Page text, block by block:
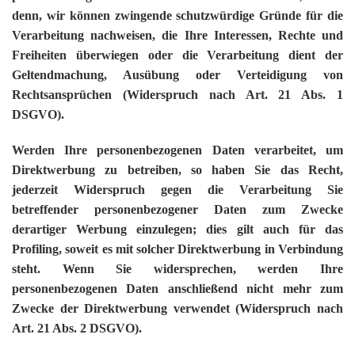
denn, wir können zwingende schutzwürdige Gründe für die
Verarbeitung nachweisen, die Ihre Interessen, Rechte und
Freiheiten überwiegen oder die Verarbeitung dient der
Geltendmachung, Ausübung oder Verteidigung von
Rechtsansprüchen (Widerspruch nach Art. 21 Abs. 1
DSGVO).
Werden Ihre personenbezogenen Daten verarbeitet, um
Direktwerbung zu betreiben, so haben Sie das Recht,
jederzeit Widerspruch gegen die Verarbeitung Sie
betreffender personenbezogener Daten zum Zwecke
derartiger Werbung einzulegen; dies gilt auch für das
Profiling, soweit es mit solcher Direktwerbung in Verbindung
steht. Wenn Sie widersprechen, werden Ihre
personenbezogenen Daten anschließend nicht mehr zum
Zwecke der Direktwerbung verwendet (Widerspruch nach
Art. 21 Abs. 2 DSGVO).